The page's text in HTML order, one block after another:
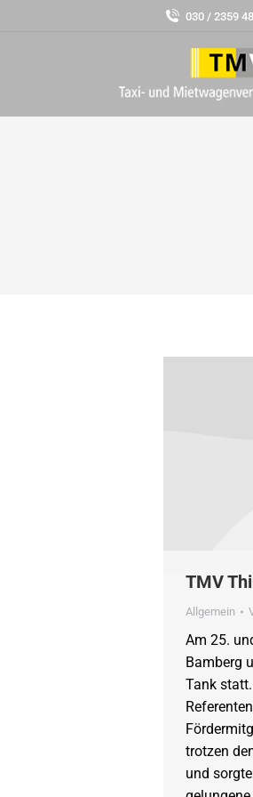
030 / 2359
TMV
Allgemein
Am 25.
Bamberg
Tank
trotzen
und